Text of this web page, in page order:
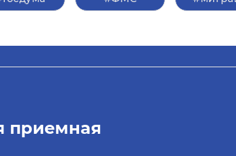
приемная